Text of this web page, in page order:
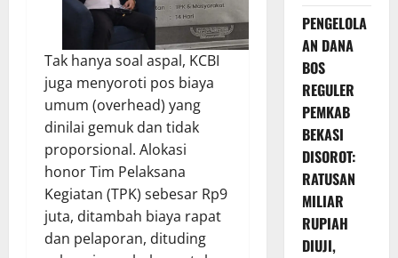
Tak hanya soal aspal, KCBI
juga menyoroti pos biaya
umum (overhead) yang
dinilai gemuk dan tidak
proporsional. Alokasi
honor Tim Pelaksana
Kegiatan (TPK) sebesar Rp9
juta, ditambah biaya rapat
dan pelaporan, dituding
PENGELOLA
AN DANA
BOS
REGULER
PEMKAB
BEKASI
DISOROT:
RATUSAN
MILIAR
RUPIAH
DIUJI,